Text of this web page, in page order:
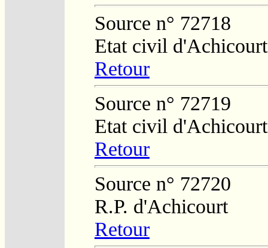
Source n° 72718
Etat civil d'Achicourt
Retour
Source n° 72719
Etat civil d'Achicourt
Retour
Source n° 72720
R.P. d'Achicourt
Retour